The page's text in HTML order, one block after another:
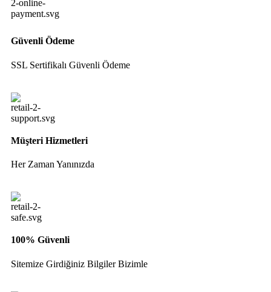
Güvenli Ödeme
SSL Sertifikalı Güvenli Ödeme
Müşteri Hizmetleri
Her Zaman Yanınızda
100% Güvenli
Sitemize Girdiğiniz Bilgiler Bizimle